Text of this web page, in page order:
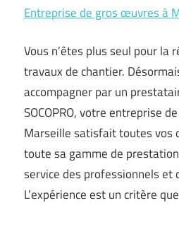
Entreprise de gros œuvres à
Vous n’êtes plus seul pour la
travaux de chantier.
accompagner par un
SOCOPRO, votre entreprise
Marseille satisfait toutes vos
toute sa gamme de
service des professionnels et
L’expérience est un critère